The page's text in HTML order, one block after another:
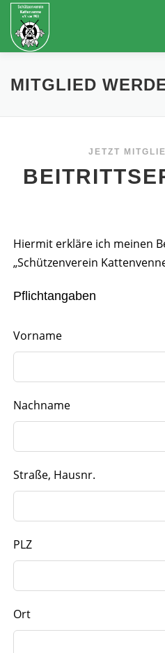
Zum
Inhalt
springen
START AKTUELLES
WHATSAPP INFOGRUPPE
MITGLIED
JETZT
Lass
dieses
Feld
Hiermit erkläre ich meinen
„Schützenverein
Pflichtangaben
Vorname
Nachname
Straße, Hausnr.
PLZ
Ort